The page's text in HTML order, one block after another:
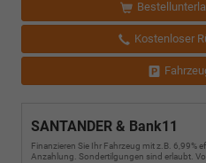
Kostenloser
SANTANDER & Bank11
Finanzieren Sie Ihr Fahrzeug mit z.B. 6,99%
Anzahlung. Sondertilgungen sind erlaubt.